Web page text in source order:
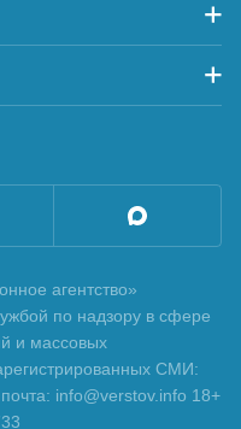
агентство»
по надзору в сфере
и массовых
СМИ:
info@verstov.info 18+